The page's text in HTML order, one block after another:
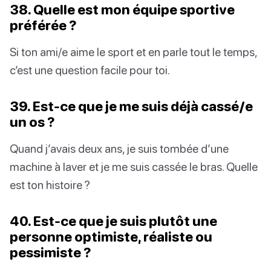
38. Quelle est mon équipe sportive
préférée ?
Si ton ami/e aime le sport et en parle tout le temps,
c’est une question facile pour toi.
39. Est-ce que je me suis déjà cassé/e
un os ?
Quand j’avais deux ans, je suis tombée d’une
machine à laver et je me suis cassée le bras. Quelle
est ton histoire ?
40. Est-ce que je suis plutôt une
personne optimiste, réaliste ou
pessimiste ?